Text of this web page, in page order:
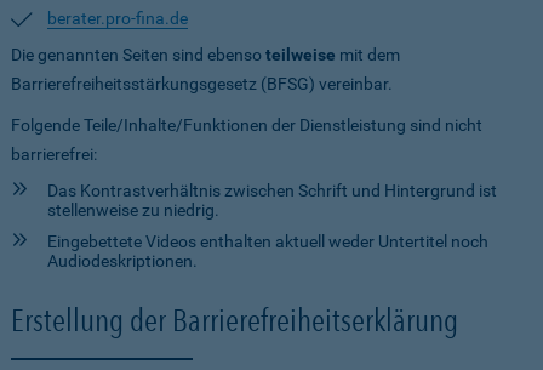
berater.pro-fina.de
Die genannten Seiten sind ebensoteilweise mit dem
Barrierefreiheitsstärkungsgesetz (BFSG) vereinbar.
Folgende Teile/Inhalte/Funktionen der Dienstleistung sind nicht
barrierefrei:
Das Kontrastverhältnis zwischen Schrift und Hintergrund ist
stellenweise zu niedrig.
Eingebettete Videos enthalten aktuell weder Untertitel noch
Audiodeskriptionen.
Erstellung der Barrierefreiheitserklärung